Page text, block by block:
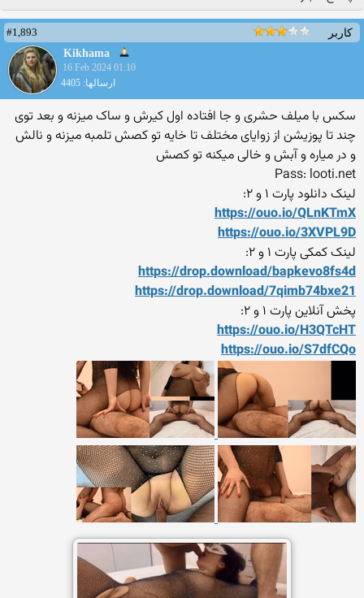
کاربر
#1,893
Kikhama
16 Feb 2024 01:10
ارسالها: 4405
سکس با میلف حشری و جا افتاده اول کیرش و ساک میزنه و بعد توی
چند تا پوزیشن از زوایای مختلف تا خایه تو کصش تلمبه میزنه و نالش
و در میاره و آبش و خالی میکنه تو کصش
Pass: looti.net
لینک دانلود پارت ۱ و ۲:
https://ouo.io/QLnKTmX
https://ouo.io/3XVPL9D
لینک کمکی پارت ۱ و ۲:
https://drop.download/bapkevo8fs4d
https://drop.download/7qimb74bxe21
پخش آنلاین پارت ۱ و ۲:
https://ouo.io/H3QTcHT
https://ouo.io/S7dfCQo